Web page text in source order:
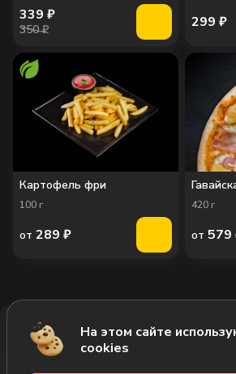
Добавить за 528₽
339 ₽
350 ₽ 299 ₽
Картофель фри
100 г
от 289 ₽
420 г
от 579
На этом сайте
cookies